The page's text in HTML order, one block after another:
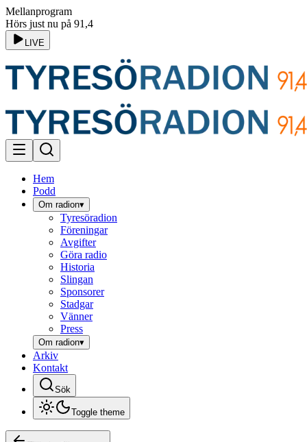
Mellanprogram
Hörs just nu på 91,4
LIVE
Hem
Podd
Om radion▾
Tyresöradion
Föreningar
Avgifter
Göra radio
Historia
Slingan
Sponsorer
Stadgar
Vänner
Press
Om radion▾
Arkiv
Kontakt
Sök
Toggle theme